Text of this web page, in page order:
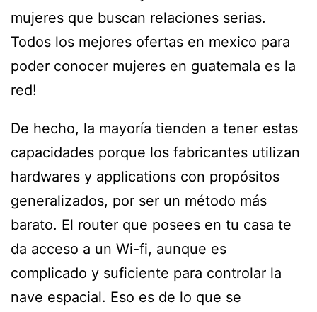
mujeres que buscan relaciones serias.
Todos los mejores ofertas en mexico para
poder conocer mujeres en guatemala es la
red!
De hecho, la mayoría tienden a tener estas
capacidades porque los fabricantes utilizan
hardwares y applications con propósitos
generalizados, por ser un método más
barato. El router que posees en tu casa te
da acceso a un Wi-fi, aunque es
complicado y suficiente para controlar la
nave espacial. Eso es de lo que se